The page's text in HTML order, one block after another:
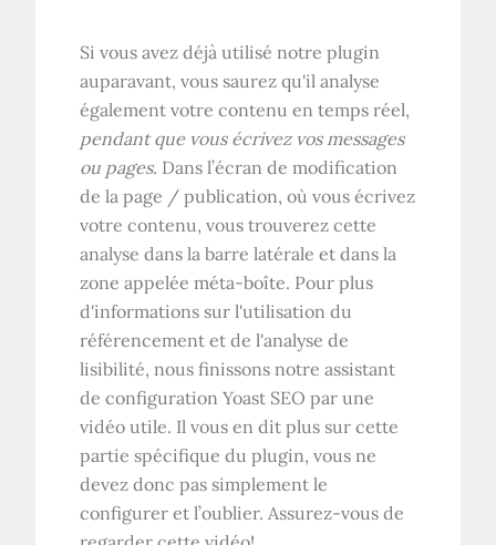
Si vous avez déjà utilisé notre plugin
auparavant, vous saurez qu'il analyse
également votre contenu en temps réel,
pendant que vous écrivez vos messages
ou pages. Dans l’écran de modification
de la page / publication, où vous écrivez
votre contenu, vous trouverez cette
analyse dans la barre latérale et dans la
zone appelée méta-boîte. Pour plus
d'informations sur l'utilisation du
référencement et de l'analyse de
lisibilité, nous finissons notre assistant
de configuration Yoast SEO par une
vidéo utile. Il vous en dit plus sur cette
partie spécifique du plugin, vous ne
devez donc pas simplement le
configurer et l’oublier. Assurez-vous de